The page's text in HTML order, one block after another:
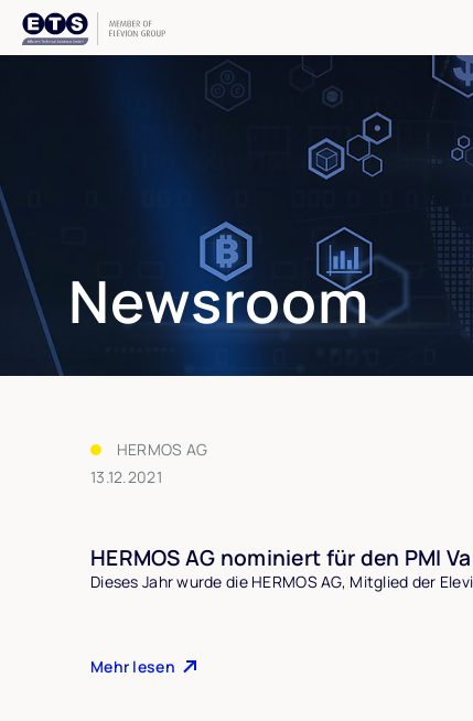
Newsroom
HERMOS AG
13.12.2021
HERMOS AG nominiert für den PMI
Dieses Jahr wurde die HERMOS AG, Mitglied der
Mehr lesen